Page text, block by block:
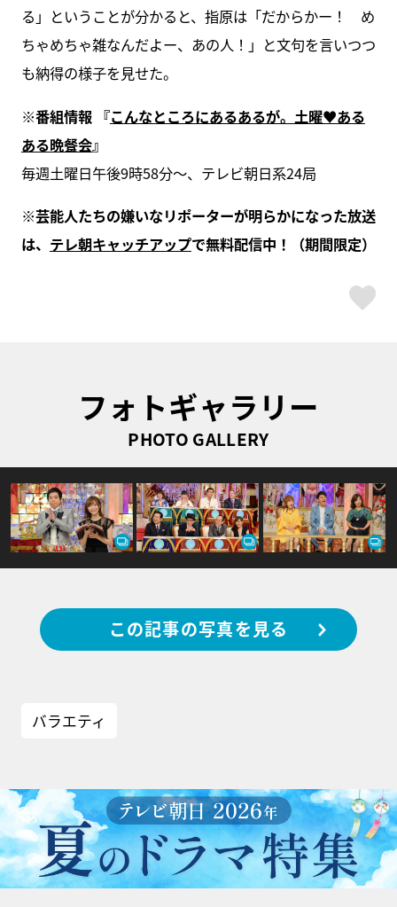
る」ということが分かると、指原は「だからかー！ め
ちゃめちゃ雑なんだよー、あの人！」と文句を言いつつ
も納得の様子を見せた。
※番組情報 『こんなところにあるあるが。土曜♥ある
ある晩餐会』
毎週土曜日午後9時58分～、テレビ朝日系24局
※芸能人たちの嫌いなリポーターが明らかになった放送
は、 テレ朝キャッチアップで無料配信中！（期間限定）
フォトギャラリー
PHOTO GALLERY
この記事の写真を見る
バラエティ